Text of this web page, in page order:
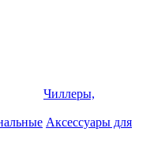
Чиллеры,
Аксессуары для